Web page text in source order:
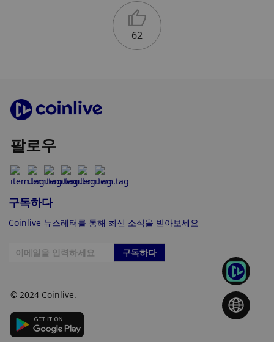
62
팔로우
구독하다
Coinlive 뉴스레터를 통해 최신 소식을 받아보세요
구독하다
© 2024 Coinlive.